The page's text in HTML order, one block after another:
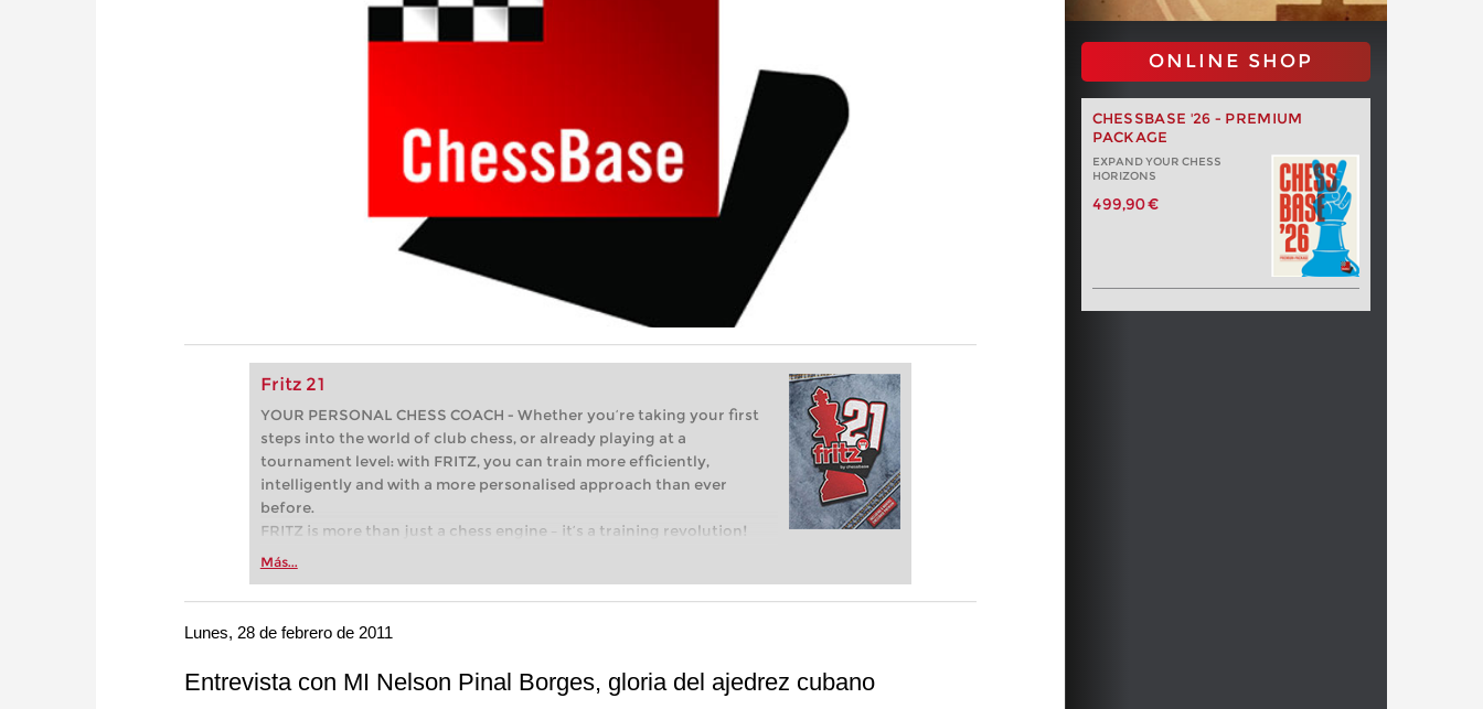
Fritz 21
YOUR PERSONAL CHESS COACH - Whether you’re taking your first
steps into the world of club chess, or already playing at a
tournament level: with FRITZ, you can train more efficiently,
intelligently and with a more personalised approach than ever
before.
FRITZ is more than just a chess engine – it’s a training revolution!
Whether you’re taking your first steps into the world of club chess,
more efficiently, intelligently and with a more personalised
approach than ever before.
Más...
ONLINE SHOP
CHESSBASE '26 - PREMIUM
PACKAGE
EXPAND YOUR CHESS
HORIZONS
499,90 €
Lunes, 28 de febrero de 2011
Entrevista con MI Nelson Pinal Borges, gloria del ajedrez cubano